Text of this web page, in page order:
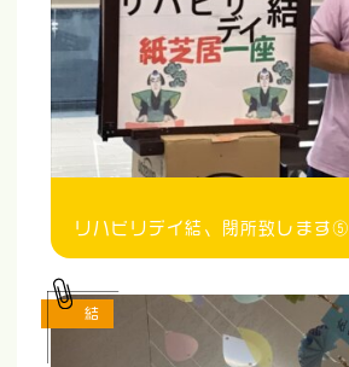
リハビリデイ結、閉所致します⑤
結